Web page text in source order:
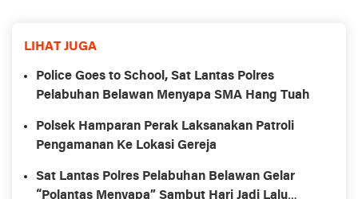
LIHAT JUGA
Police Goes to School, Sat Lantas Polres
Pelabuhan Belawan Menyapa SMA Hang Tuah
Polsek Hamparan Perak Laksanakan Patroli
Pengamanan Ke Lokasi Gereja
Sat Lantas Polres Pelabuhan Belawan Gelar
“Polantas Menyapa” Sambut Hari Jadi Lalu